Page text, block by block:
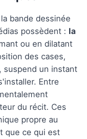
bande dessinée
possèdent : la
ou en dilatant
des cases,
suspend un instant
Entre
du récit. Ces
propre au
que ce qui est